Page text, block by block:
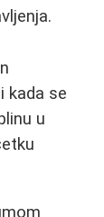
kada se
u